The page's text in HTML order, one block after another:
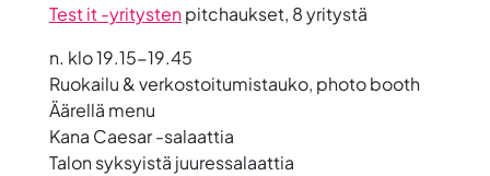
Test it -yritystenpitchaukset, 8 yritystä
n. klo 19.15-19.45
Ruokailu & verkostoitumistauko, photo booth
Äärellä menu
Kana Caesar -salaattia
Talon syksyistä juuressalaattia